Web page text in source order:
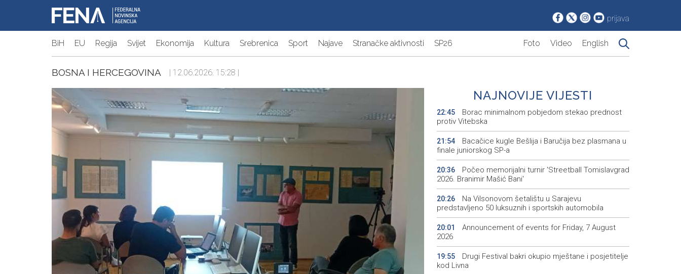
prijava
BiH EU Regija Svijet Ekonomija Kultura Srebrenica Sport Najave Stranačke aktivnosti SP26 Foto Video English
BOSNA I HERCEGOVINA | 12.06.2026. 15:28 |
NAJNOVIJE VIJESTI
22:45
Borac minimalnom pobjedom stekao prednost
protiv Vitebska
21:54
Bacačice kugle Bešlija i Baručija bez plasmana u
finale juniorskog SP-a
20:36
Počeo memorijalni turnir 'Streetball Tomislavgrad
2026. Branimir Mašić Bani'
20:26
Na Vilsonovom šetalištu u Sarajevu
predstavljeno 50 luksuznih i sportskih automobila
20:01
Announcement of events for Friday, 7 August
2026
19:55
Drugi Festival bakri okupio mještane i posjetitelje
kod Livna